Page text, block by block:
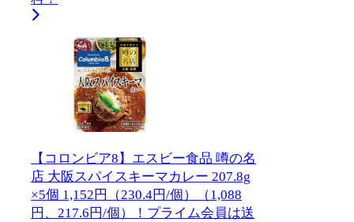
【コロンビア8】エスビー食品 噂の名
店 大阪スパイスキーマカレー 207.8g
×5個 1,152円（230.4円/個）（1,088
円、217.6円/個）！プライム会員は送